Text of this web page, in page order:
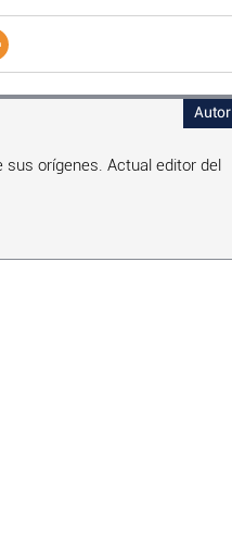
Autor
orígenes. Actual editor del